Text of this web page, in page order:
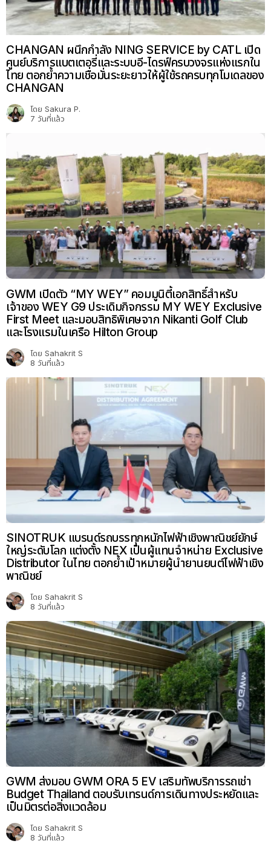
CHANGAN ผนึกกำลัง NING SERVICE by CATL เปิด
ศูนย์บริการแบตเตอรี่และระบบอี-ไดรฟ์ครบวงจรแห่งแรกใน
ไทย ตอกย้ำความเชื่อมั่นระยะยาวให้ผู้ใช้รถครบทุกโมเดลของ
CHANGAN
โดย Sakura P.
7 วันที่แล้ว
GWM เปิดตัว “MY WEY” คอมมูนิตี้เอกสิทธิ์สำหรับ
เจ้าของ WEY G9 ประเดิมกิจกรรม MY WEY Exclusive
First Meet และมอบสิทธิพิเศษจาก Nikanti Golf Club
และโรงแรมในเครือ Hilton Group
โดย Sahakrit S
8 วันที่แล้ว
SINOTRUK แบรนด์รถบรรทุกหนักไฟฟ้าเชิงพาณิชย์ยักษ์
ใหญ่ระดับโลก แต่งตั้ง NEX เป็นผู้แทนจำหน่าย Exclusive
Distributor ในไทย ตอกย้ำเป้าหมายผู้นำยานยนต์ไฟฟ้าเชิง
พาณิชย์
โดย Sahakrit S
8 วันที่แล้ว
GWM ส่งมอบ GWM ORA 5 EV เสริมทัพบริการรถเช่า
Budget Thailand ตอบรับเทรนด์การเดินทางประหยัดและ
เป็นมิตรต่อสิ่งแวดล้อม
โดย Sahakrit S
8 วันที่แล้ว